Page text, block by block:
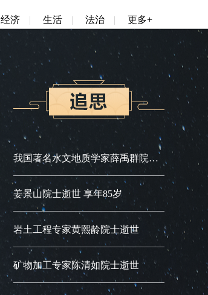
经济 | 生活 | 法治 | 更多+
我国著名水文地质学家薛禹群院士逝世
姜景山院士逝世 享年85岁
岩土工程专家黄熙龄院士逝世
矿物加工专家陈清如院士逝世